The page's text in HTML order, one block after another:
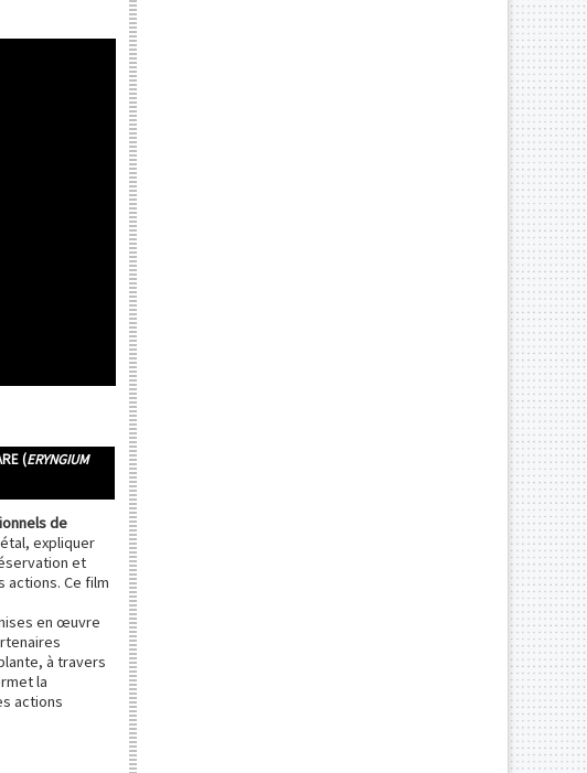
(ERYNGIUM
de
expliquer
et
actions. Ce film
en œuvre
à travers
la
actions